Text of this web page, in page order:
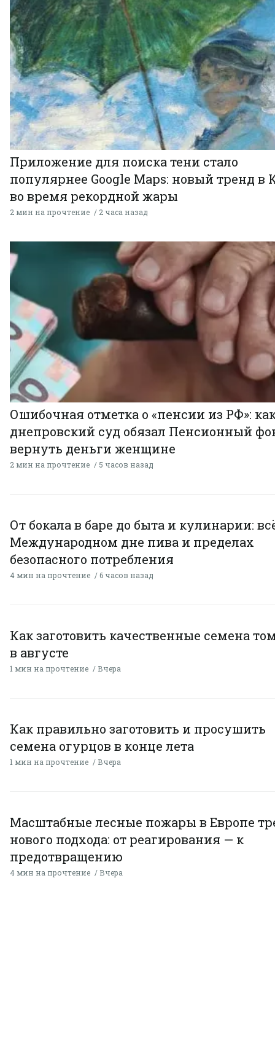
Приложение для поиска тени стало
популярнее Google Maps: новый тренд в
во время рекордной жары
2 мин на прочтение 2 часа назад
Ошибочная отметка о «пенсии из РФ»:
днепровский суд обязал Пенсионный
вернуть деньги женщине
2 мин на прочтение 5 часов назад
От бокала в баре до быта и кулинарии:
Международном дне пива и пределах
безопасного потребления
4 мин на прочтение 6 часов назад
Как заготовить качественные семена
в августе
1 мин на прочтение Вчера
Как правильно заготовить и просушить
семена огурцов в конце лета
1 мин на прочтение Вчера
Масштабные лесные пожары в Европе
нового подхода: от реагирования — к
предотвращению
4 мин на прочтение Вчера